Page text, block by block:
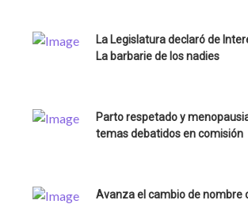
La Legislatura declaró de
La barbarie de los nadies
Parto respetado y
temas debatidos en comisión
Avanza el cambio de nombre